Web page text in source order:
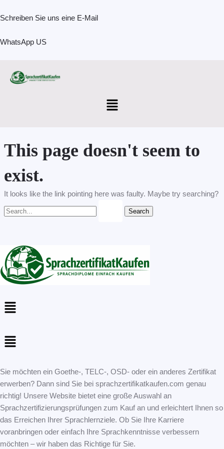
to
Schreiben Sie uns eine E-Mail
WhatsApp US
Menu
This page doesn't seem to
exist.
It looks like the link pointing here was faulty. Maybe try searching?
for:
Menu
Menu
Sie möchten ein Goethe-, TELC-, OSD- oder ein anderes Zertifikat
erwerben? Dann sind Sie bei sprachzertifikatkaufen.com genau
richtig! Unsere Website bietet eine große Auswahl an
Sprachzertifizierungsprüfungen zum Kauf an und erleichtert Ihnen so
das Erreichen Ihrer Sprachlernziele. Ob Sie Ihre Karriere
voranbringen oder einfach Ihre Sprachkenntnisse verbessern
möchten – wir haben das Richtige für Sie.